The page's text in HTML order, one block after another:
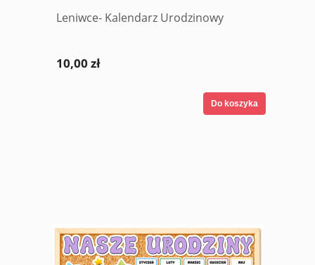
Leniwce- Kalendarz Urodzinowy
10,00 zł
Do koszyka